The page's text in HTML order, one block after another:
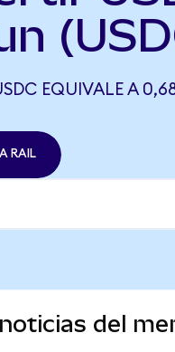
EQUIVALE A
RAIL
del